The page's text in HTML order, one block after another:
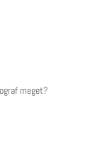
meget?